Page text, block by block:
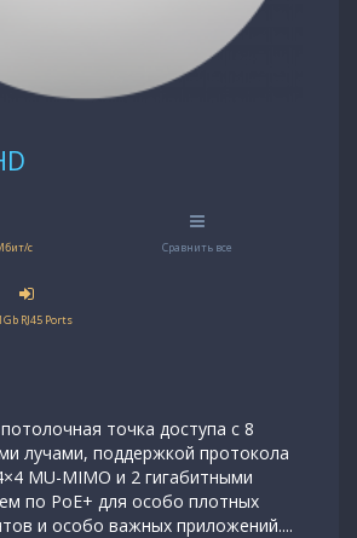
с
RJ45 Ports
Сравнить все
точка доступа с 8
лучами, поддержкой протокола
MU-MIMO и 2 гигабитными
по PoE+ для особо плотных
и особо важных приложений....